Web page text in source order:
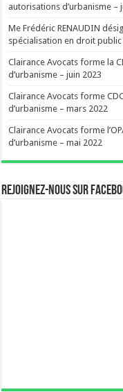
autorisations d’urbanisme –
Me Frédéric RENAUDIN
spécialisation en droit public
Clairance Avocats forme la
d’urbanisme – juin 2023
Clairance Avocats forme
d’urbanisme – mars 2022
Clairance Avocats forme
d’urbanisme – mai 2022
Rejoignez-nous sur